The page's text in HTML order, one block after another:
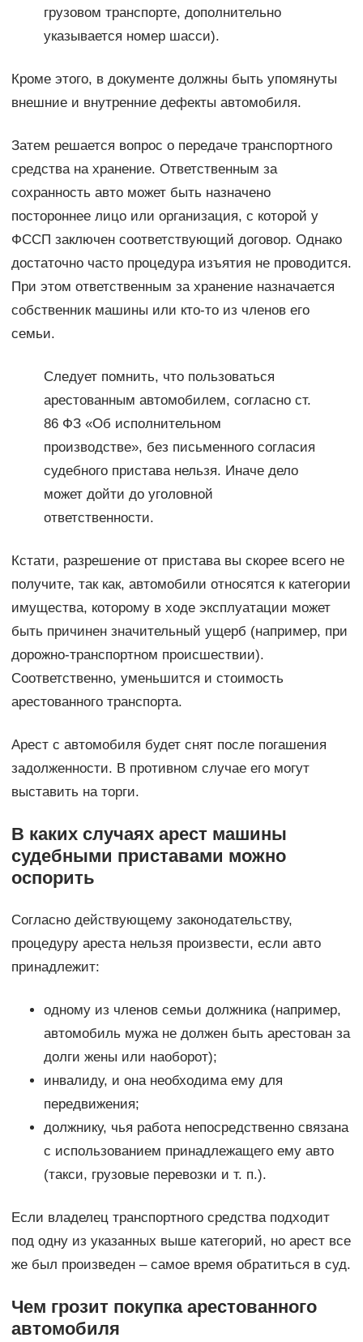
грузовом транспорте, дополнительно
указывается номер шасси).
Кроме этого, в документе должны быть упомянуты
внешние и внутренние дефекты автомобиля.
Затем решается вопрос о передаче транспортного
средства на хранение. Ответственным за
сохранность авто может быть назначено
постороннее лицо или организация, с которой у
ФССП заключен соответствующий договор. Однако
достаточно часто процедура изъятия не проводится.
При этом ответственным за хранение назначается
собственник машины или кто-то из членов его
семьи.
Следует помнить, что пользоваться
арестованным автомобилем, согласно ст.
86 ФЗ «Об исполнительном
производстве», без письменного согласия
судебного пристава нельзя. Иначе дело
может дойти до уголовной
ответственности.
Кстати, разрешение от пристава вы скорее всего не
получите, так как, автомобили относятся к категории
имущества, которому в ходе эксплуатации может
быть причинен значительный ущерб (например, при
дорожно-транспортном происшествии).
Соответственно, уменьшится и стоимость
арестованного транспорта.
Арест с автомобиля будет снят после погашения
задолженности. В противном случае его могут
выставить на торги.
В каких случаях арест машины
судебными приставами можно
оспорить
Согласно действующему законодательству,
процедуру ареста нельзя произвести, если авто
принадлежит:
одному из членов семьи должника (например,
автомобиль мужа не должен быть арестован за
долги жены или наоборот);
инвалиду, и она необходима ему для
передвижения;
должнику, чья работа непосредственно связана
с использованием принадлежащего ему авто
(такси, грузовые перевозки и т. п.).
Если владелец транспортного средства подходит
под одну из указанных выше категорий, но арест все
же был произведен – самое время обратиться в суд.
Чем грозит покупка арестованного
автомобиля